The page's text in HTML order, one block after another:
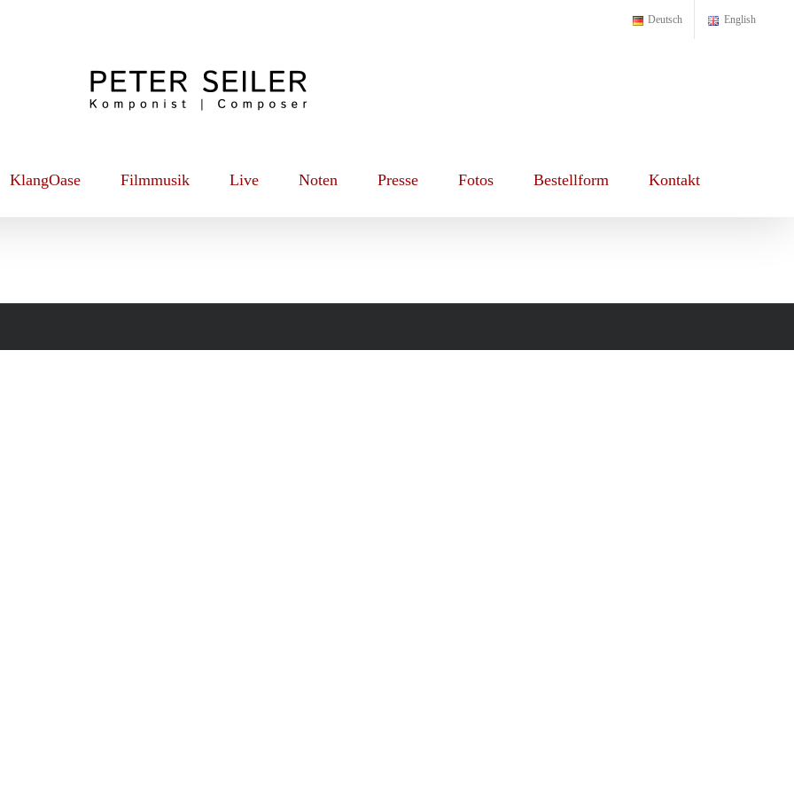
Deutsch English
KlangOase Filmmusik Live Noten Presse Fotos Bestellform Kontakt